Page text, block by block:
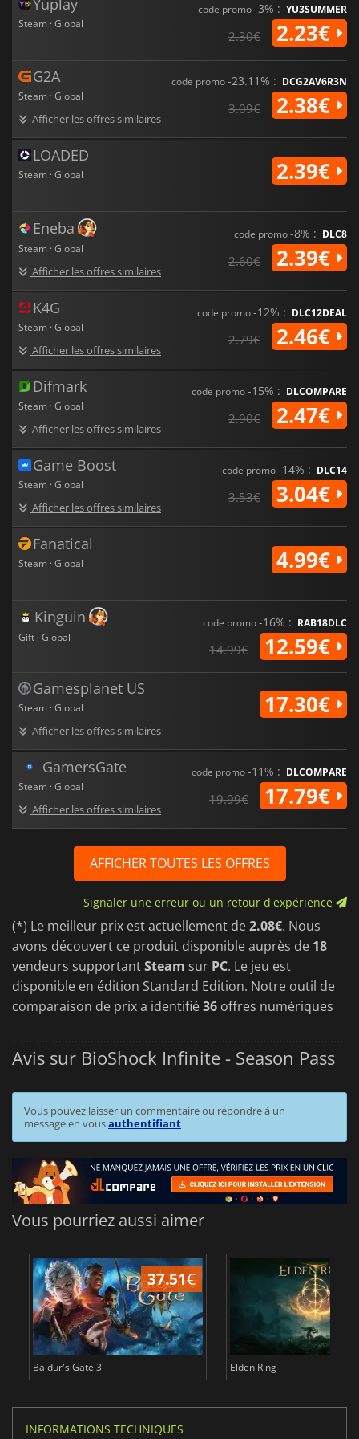
Steam · Global
code promo-3% : YU3SUMMER
2.30€ 2.23€
G2A
Steam · Global
Afficher les offres similaires
code promo-23.11% : DCG2AV6R3N
3.09€ 2.38€
LOADED
Steam · Global 2.39€
Eneba
Steam · Global
Afficher les offres similaires
code promo-8% : DLC8
2.60€ 2.39€
K4G
Steam · Global
Afficher les offres similaires
code promo-12% : DLC12DEAL
2.79€ 2.46€
Difmark
Steam · Global
Afficher les offres similaires
code promo-15% : DLCOMPARE
2.90€ 2.47€
Game Boost
Steam · Global
Afficher les offres similaires
code promo-14% : DLC14
3.53€ 3.04€
Fanatical
Steam · Global 4.99€
Kinguin
Gift · Global
code promo-16% : RAB18DLC
14.99€ 12.59€
Gamesplanet US
Steam · Global
Afficher les offres similaires
17.30€
GamersGate
Steam · Global
Afficher les offres similaires
code promo-11% : DLCOMPARE
19.99€ 17.79€
AFFICHER TOUTES LES OFFRES
Signaler une erreur ou un retour d'expérience
(*) Le meilleur prix est actuellement de2.08€. Nous
avons découvert ce produit disponible auprès de 18
vendeurs supportantSteam sur PC. Le jeu est
disponible en édition Standard Edition. Notre outil de
comparaison de prix a identifié36 offres numériques
Avis sur BioShock Infinite - Season Pass
Vous pouvez laisser un commentaire ou répondre à un
message en vousauthentifiant
Vous pourriez aussi aimer
37.51€
Baldur's Gate 3 Elden Ring
INFORMATIONS TECHNIQUES